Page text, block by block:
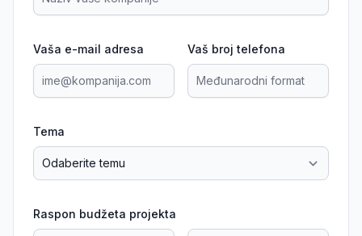
Vaša e-mail adresa Vaš broj telefona
Tema
Raspon budžeta projekta